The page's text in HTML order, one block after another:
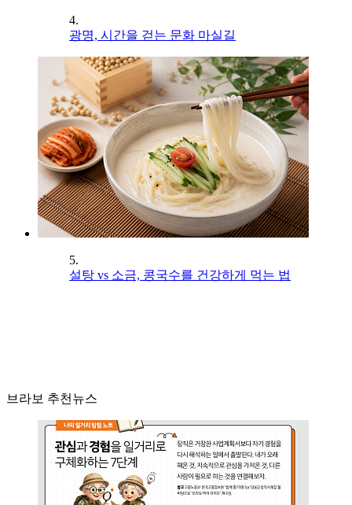
4.
광명, 시간을 걷는 문화 마실길
5.
설탕 vs 소금, 콩국수를 건강하게 먹는 법
브라보 추천뉴스